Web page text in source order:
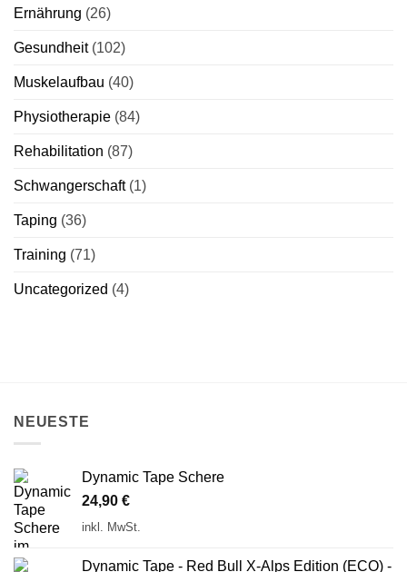
Ernährung (26)
Gesundheit(102)
Muskelaufbau (40)
Physiotherapie (84)
Rehabilitation (87)
Schwangerschaft(1)
Taping (36)
Training (71)
Uncategorized (4)
NEUESTE
Dynamic Tape Schere
24,90 €
inkl. MwSt.
Dynamic Tape - Red Bull X-Alps Edition (ECO) -